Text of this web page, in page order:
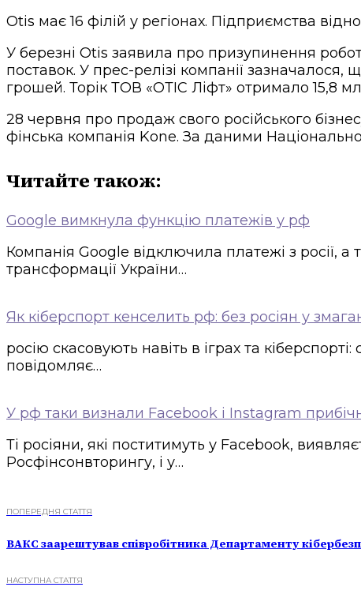
Otis має 16 філій у регіонах. Підприємства
У березні Otis заявила про призупинення
поставок. У прес-релізі компанії
грошей. Торік ТОВ «ОТІС Ліфт» отримало 15,8
28 червня про продаж свого російського
фінська компанія Kone. За даними
Читайте також:
Google вимкнула функцію платежів у рф
Компанія Google відключила платежі з росії,
трансформації України…
Як кіберспорт кенселить рф: без росіян у
росію скасовують навіть в іграх та
повідомляє…
У рф таки визнали Facebook і Instagram
Ті росіяни, які поститимуть у Facebook,
Росфінсонвторингу, і у…
ПОПЕРЕДНЯ СТАТТЯ
ВАКС заарештував співробітника Департаменту
НАСТУПНА СТАТТЯ